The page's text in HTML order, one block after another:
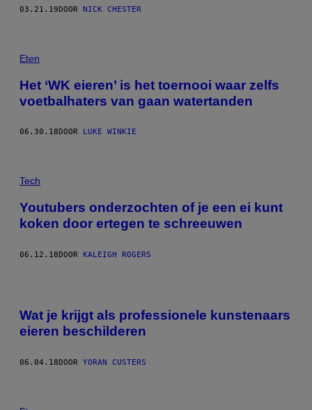
03.21.19DOOR NICK CHESTER
Eten
Het ‘WK eieren’ is het toernooi waar zelfs
voetbalhaters van gaan watertanden
06.30.18 DOOR LUKE WINKIE
Tech
Youtubers onderzochten of je een ei kunt
koken door ertegen te schreeuwen
06.12.18DOOR KALEIGH ROGERS
Wat je krijgt als professionele kunstenaars
eieren beschilderen
06.04.18DOOR YORAN CUSTERS